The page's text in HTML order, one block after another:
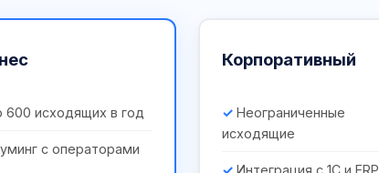
600 исходящих в год
с операторами
Корпоративный
Неограниченные
исходящие